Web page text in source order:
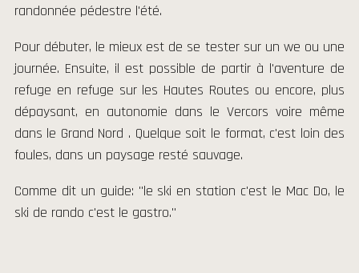
randonnée pédestre l'été.
Pour débuter, le mieux est de se tester sur un we ou une
journée. Ensuite, il est possible de partir à l'aventure de
refuge en refuge sur les Hautes Routes ou encore, plus
dépaysant, en autonomie dans le Vercors voire même
dans le Grand Nord . Quelque soit le format, c'est loin des
foules, dans un paysage resté sauvage.
Comme dit un guide: "le ski en station c'est le Mac Do, le
ski de rando c'est le gastro."